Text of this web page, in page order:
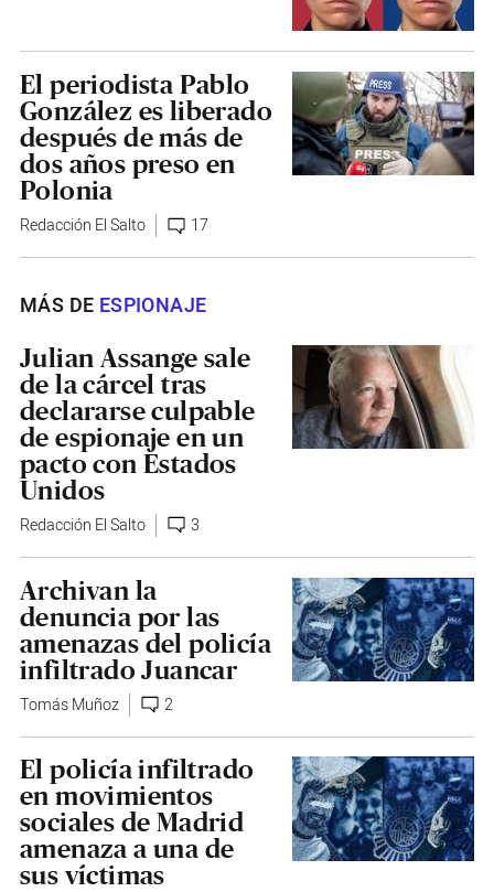
El periodista Pablo
González es liberado
después de más de
dos años preso en
Polonia
Redacción El Salto 17
MÁS DE ESPIONAJE
Julian Assange sale
de la cárcel tras
declararse culpable
de espionaje en un
pacto con Estados
Unidos
Redacción El Salto 3
Archivan la
denuncia por las
amenazas del policía
infiltrado Juancar
Tomás Muñoz 2
El policía infiltrado
en movimientos
sociales de Madrid
amenaza a una de
sus víctimas